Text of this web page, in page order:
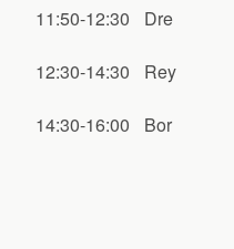
11:50-12:30 Dre
12:30-14:30 Rey
14:30-16:00 Bor